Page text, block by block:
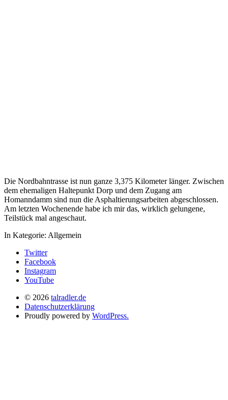
Die Nordbahntrasse ist nun ganze 3,375 Kilometer länger. Zwischen
dem ehemaligen Haltepunkt Dorp und dem Zugang am
Homanndamm sind nun die Asphaltierungsarbeiten abgeschlossen.
Am letzten Wochenende habe ich mir das, wirklich gelungene,
Teilstück mal angeschaut.
In Kategorie: Allgemein
Twitter
Facebook
Instagram
YouTube
© 2026 talradler.de
Datenschutzerklärung
Proudly powered by WordPress.